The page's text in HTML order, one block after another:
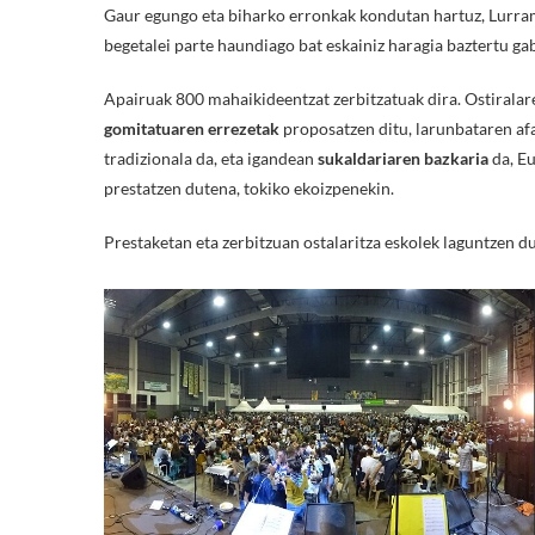
Gaur egungo eta biharko erronkak kondutan hartuz,
begetalei parte haundiago bat eskainiz haragia baztertu
Apairuak 800 mahaikideentzat zerbitzatuak dira.
gomitatuaren errezetak proposatzen ditu, larunbataren
tradizionala da, eta igandean sukaldariaren bazkariada,
prestatzen dutena, tokiko ekoizpenekin.
Prestaketan eta zerbitzuan ostalaritza eskolek laguntzen